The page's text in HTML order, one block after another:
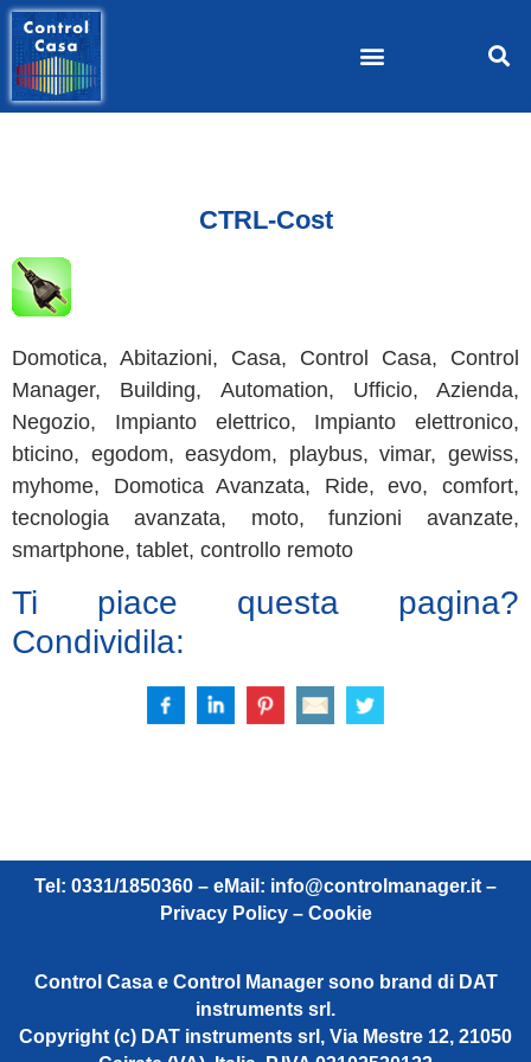
CTRL-Cost
Domotica, Abitazioni, Casa, Control Casa, Control
Manager, Building, Automation, Ufficio, Azienda,
Negozio, Impianto elettrico, Impianto elettronico,
bticino, egodom, easydom, playbus, vimar, gewiss,
myhome, Domotica Avanzata, Ride, evo, comfort,
tecnologia avanzata, moto, funzioni avanzate,
smartphone, tablet, controllo remoto
Ti piace questa pagina?
Condividila:
Tel: 0331/1850360 – eMail: info@controlmanager.it–
Privacy Policy – Cookie
Control Casa e Control Manager sono brand di DAT
instruments srl.
Copyright (c) DAT instruments srl, Via Mestre 12, 21050